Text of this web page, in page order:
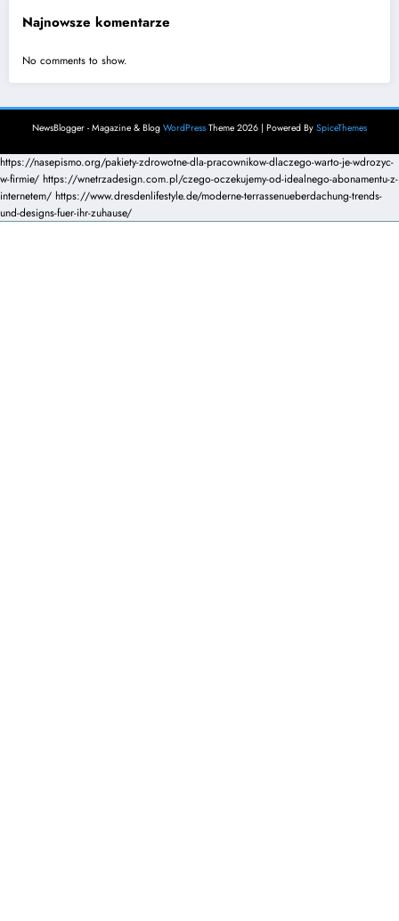
Najnowsze komentarze
No comments to show.
NewsBlogger - Magazine & Blog WordPress Theme 2026 | Powered By SpiceThemes
https://nasepismo.org/pakiety-zdrowotne-dla-pracownikow-dlaczego-warto-je-wdrozyc-
w-firmie/ https://wnetrzadesign.com.pl/czego-oczekujemy-od-idealnego-abonamentu-z-
internetem/ https://www.dresdenlifestyle.de/moderne-terrassenueberdachung-trends-
und-designs-fuer-ihr-zuhause/